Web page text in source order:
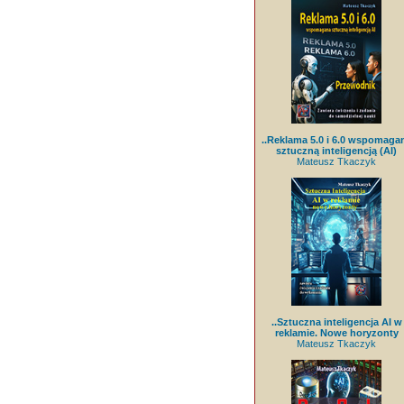
..Reklama 5.0 i 6.0
sztuczną inteligencją (AI)
Mateusz Tkaczyk
..Sztuczna inteligencja AI w
reklamie. Nowe horyzonty
Mateusz Tkaczyk